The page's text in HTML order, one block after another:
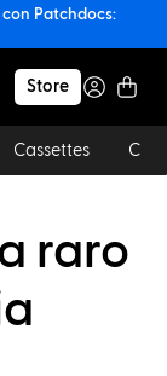
Patchdocs:
Store
Cassettes
raro